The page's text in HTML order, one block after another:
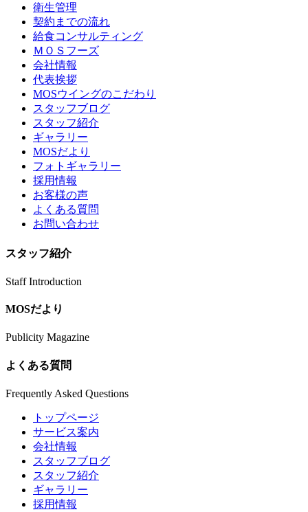
衛生管理
契約までの流れ
給食コンサルティング
ＭＯＳフーズ
会社情報
代表挨拶
MOSウイングのこだわり
スタッフブログ
スタッフ紹介
ギャラリー
MOSだより
フォトギャラリー
採用情報
お客様の声
よくある質問
お問い合わせ
スタッフ紹介
Staff Introduction
MOSだより
Publicity Magazine
よくある質問
Frequently Asked Questions
トップページ
サービス案内
会社情報
スタッフブログ
スタッフ紹介
ギャラリー
採用情報